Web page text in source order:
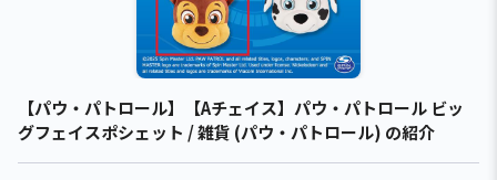
【パウ・パトロール】【Aチェイス】パウ・パトロール ビッ
グフェイスポシェット / 雑貨 (パウ・パトロール) の紹介